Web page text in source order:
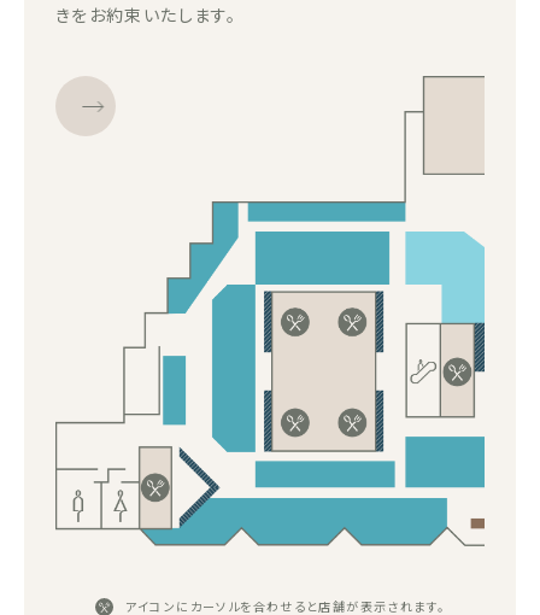
きをお約束いたします。
アイコンにカーソルを合わせると店舗が表示されます。